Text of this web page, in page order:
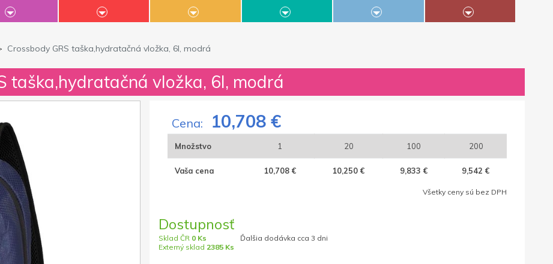
Crossbody GRS taška,hydratačná vložka, 6l, modrá
taška,hydratačná vložka, 6l, modrá
Cena: 10,708 €
Množstvo 1 20 100 200
Vaša cena 10,708 € 10,250 € 9,833 € 9,542 €
Všetky ceny sú bez DPH
Dostupnosť
Sklad ČR 0 Ks
Externý sklad 2385 Ks
Ďalšia dodávka cca 3 dni